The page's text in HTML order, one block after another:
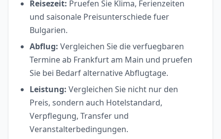
Reisezeit: Pruefen Sie Klima, Ferienzeiten
und saisonale Preisunterschiede fuer
Bulgarien.
Abflug: Vergleichen Sie die verfuegbaren
Termine ab Frankfurt am Main und pruefen
Sie bei Bedarf alternative Abflugtage.
Leistung: Vergleichen Sie nicht nur den
Preis, sondern auch Hotelstandard,
Verpflegung, Transfer und
Veranstalterbedingungen.